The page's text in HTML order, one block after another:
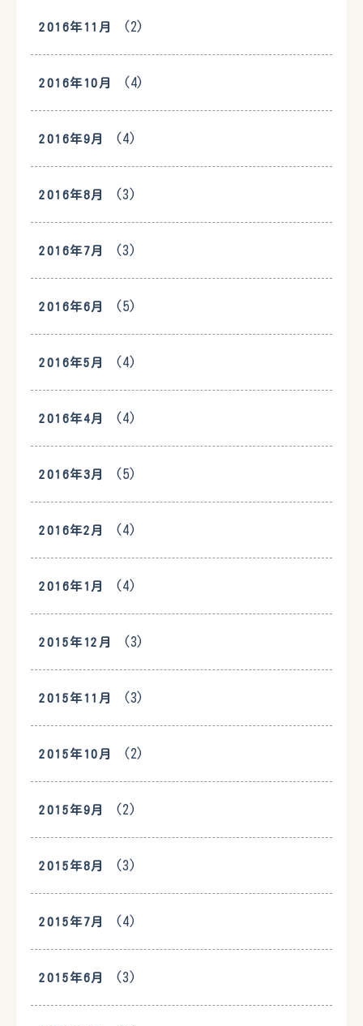
2016年11月 (2)
2016年10月 (4)
2016年9月 (4)
2016年8月 (3)
2016年7月 (3)
2016年6月 (5)
2016年5月 (4)
2016年4月 (4)
2016年3月 (5)
2016年2月 (4)
2016年1月 (4)
2015年12月 (3)
2015年11月 (3)
2015年10月 (2)
2015年9月 (2)
2015年8月 (3)
2015年7月 (4)
2015年6月 (3)